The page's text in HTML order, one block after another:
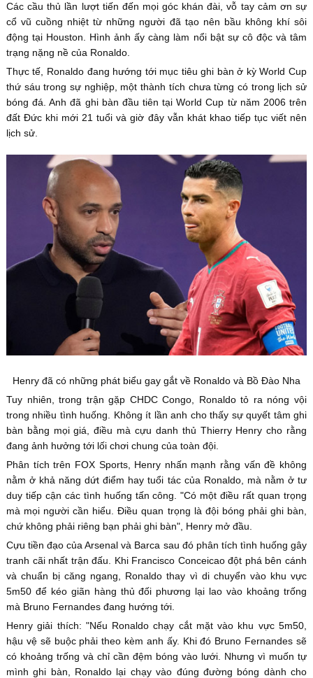
Các cầu thủ lần lượt tiến đến mọi góc khán đài, vỗ tay cảm ơn sự
cổ vũ cuồng nhiệt từ những người đã tạo nên bầu không khí sôi
động tại Houston. Hình ảnh ấy càng làm nổi bật sự cô độc và tâm
trạng nặng nề của Ronaldo.
Thực tế, Ronaldo đang hướng tới mục tiêu ghi bàn ở kỳ World Cup
thứ sáu trong sự nghiệp, một thành tích chưa từng có trong lịch sử
bóng đá. Anh đã ghi bàn đầu tiên tại World Cup từ năm 2006 trên
đất Đức khi mới 21 tuổi và giờ đây vẫn khát khao tiếp tục viết nên
lịch sử.
Henry đã có những phát biểu gay gắt về Ronaldo và Bồ Đào Nha
Tuy nhiên, trong trận gặp CHDC Congo, Ronaldo tỏ ra nóng vội
trong nhiều tình huống. Không ít lần anh cho thấy sự quyết tâm ghi
bàn bằng mọi giá, điều mà cựu danh thủ Thierry Henry cho rằng
đang ảnh hưởng tới lối chơi chung của toàn đội.
Phân tích trên FOX Sports, Henry nhấn mạnh rằng vấn đề không
nằm ở khả năng dứt điểm hay tuổi tác của Ronaldo, mà nằm ở tư
duy tiếp cận các tình huống tấn công. "Có một điều rất quan trọng
mà mọi người cần hiểu. Điều quan trọng là đội bóng phải ghi bàn,
chứ không phải riêng bạn phải ghi bàn", Henry mở đầu.
Cựu tiền đạo của Arsenal và Barca sau đó phân tích tình huống gây
tranh cãi nhất trận đấu. Khi Francisco Conceicao đột phá bên cánh
và chuẩn bị căng ngang, Ronaldo thay vì di chuyển vào khu vực
5m50 để kéo giãn hàng thủ đối phương lại lao vào khoảng trống
mà Bruno Fernandes đang hướng tới.
Henry giải thích: "Nếu Ronaldo chạy cắt mặt vào khu vực 5m50,
hậu vệ sẽ buộc phải theo kèm anh ấy. Khi đó Bruno Fernandes sẽ
có khoảng trống và chỉ cần đệm bóng vào lưới. Nhưng vì muốn tự
mình ghi bàn, Ronaldo lại chạy vào đúng đường bóng dành cho